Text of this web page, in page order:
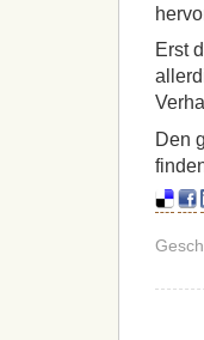
Erst
Den